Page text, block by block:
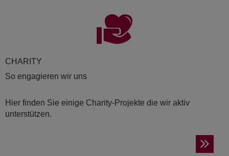
CHA­RI­TY
So engagieren wir uns
Hier finden Sie einige Charity-Projekte die wir aktiv
unterstützen.